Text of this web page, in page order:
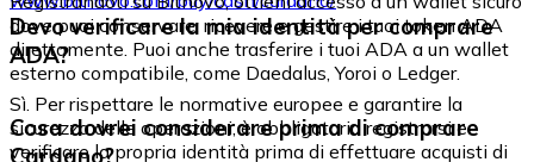
dove puoi conservare, ricevere e gestire i tuoi token ADA
direttamente. Puoi anche trasferire i tuoi ADA a un wallet
esterno compatibile, come Daedalus, Yoroi o Ledger.
Devo verificare la mia identità per comprare
ADA?
Sì. Per rispettare le normative europee e garantire la
sicurezza delle operazioni, è obbligatorio registrarsi e
verificare la propria identità prima di effettuare acquisti di
Cosa dovrei considerare prima di comprare